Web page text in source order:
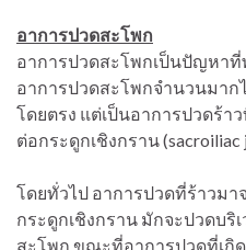
อาการปวดสะโพก
อาการปวดสะโพกเป็นปัญหา
อาการปวดสะโพกจำนวนมาก
โดยตรง แต่เป็นอาการปวดร้
ต่อกระดูกเชิงกราน (sacroiliac
โดยทั่วไป อาการปวดที่ร้าวม
กระดูกเชิงกราน มักจะปวดบ
สะโพก ขณะที่อาการปวดที่เกิ